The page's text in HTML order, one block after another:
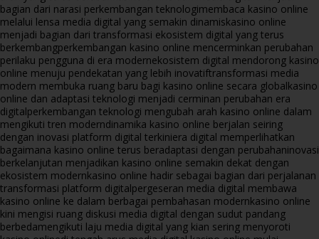
bagian dari narasi perkembangan teknologimembaca kasino online
melalui lensa media digital yang semakin dinamiskasino online
menjadi bagian dari transformasi ekosistem digital yang terus
berkembangperkembangan kasino online mencerminkan perubahan
perilaku pengguna di era modernekosistem digital mendorong kasino
online menuju pendekatan yang lebih inovatiftransformasi media
modern membuka ruang baru bagi kasino online secara globalkasino
online dan adaptasi teknologi menjadi cerminan perubahan era
digitalperkembangan teknologi mengubah arah kasino online dalam
mengikuti tren moderndinamika kasino online berjalan seiring
dengan inovasi platform digital terkiniera digital memperlihatkan
bagaimana kasino online terus beradaptasi dengan perubahaninovasi
berkelanjutan menjadikan kasino online semakin dekat dengan
ekosistem modernkasino online hadir sebagai bagian dari perjalanan
transformasi platform digitalpergeseran media digital membawa
kasino online ke dalam berbagai pembahasan modernkasino online
kini mengisi ruang diskusi media digital dengan sudut pandang
berbedamengikuti laju media digital yang kian sering menyoroti